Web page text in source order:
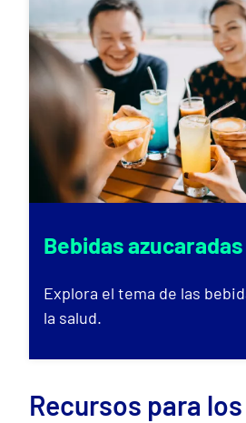
Bebidas
Explora el tema de las
la salud.
Recursos para